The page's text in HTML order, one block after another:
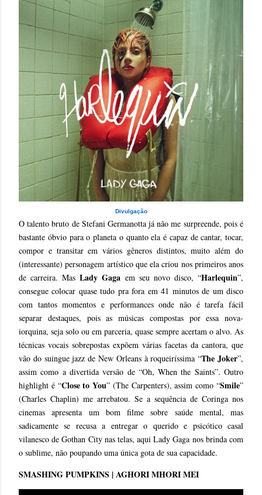
Divulgação
O talento bruto de Stefani Germanotta já não me surpreende, pois é
bastante óbvio para o planeta o quanto ela é capaz de cantar, tocar,
compor e transitar em vários gêneros distintos, muito além do
(interessante) personagem artístico que ela criou nos primeiros anos
de carreira. MasLady Gaga em seu novo disco, “Harlequin”,
consegue colocar quase tudo pra fora em 41 minutos de um disco
com tantos momentos e performances onde não é tarefa fácil
separar destaques, pois as músicas compostas por essa nova-
iorquina, seja solo ou em parceria, quase sempre acertam o alvo. As
técnicas vocais sobrepostas expõem várias facetas da cantora, que
vão do suingue jazz de New Orleans à roqueiríssima “The Joker”,
assim como a divertida versão de “Oh, When the Saints”. Outro
highlight é “Close to You” (The Carpenters), assim como “Smile”
(Charles Chaplin) me arrebatou. Se a sequência de Coringa nos
cinemas apresenta um bom filme sobre saúde mental, mas
sadicamente se recusa a entregar o querido e psicótico casal
vilanesco de Gothan City nas telas, aqui Lady Gaga nos brinda com
o sublime, não poupando uma única gota de sua capacidade.
SMASHING PUMPKINS | AGHORI MHORI MEI